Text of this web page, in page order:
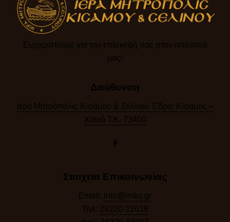
Ευχαριστούμε για την επίσκεψή σας στον ιστότοπό
μας!​
Διεύθυνση
Ιερά Μητρόπολις Κισάμου & Σελίνου Έδρα: Κίσαμος –
Χανιά Τ.Κ. 73400
Στοιχεία Επικοινωνίας
Email: info@imks.gr
Τηλ: 28220-22018